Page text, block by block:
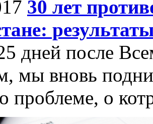
30 лет
дней после
вновь
проблеме, о